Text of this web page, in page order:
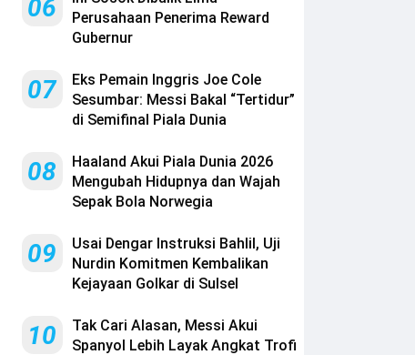
06
Perusahaan Penerima Reward
Gubernur
07
Eks Pemain Inggris Joe Cole
Sesumbar: Messi Bakal “Tertidur”
di Semifinal Piala Dunia
08
Haaland Akui Piala Dunia 2026
Mengubah Hidupnya dan Wajah
Sepak Bola Norwegia
09
Usai Dengar Instruksi Bahlil, Uji
Nurdin Komitmen Kembalikan
Kejayaan Golkar di Sulsel
10
Tak Cari Alasan, Messi Akui
Spanyol Lebih Layak Angkat Trofi